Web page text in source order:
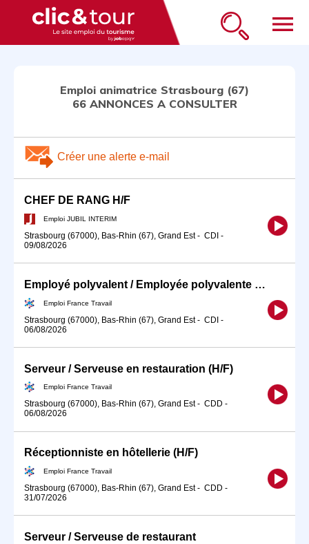
menu
Emploi animatrice Strasbourg (67)
66 ANNONCES A CONSULTER
Créer une alerte e-mail
CHEF DE RANG H/F
Emploi JUBIL INTERIM
Strasbourg (67000), Bas-Rhin (67), Grand Est- CDI -
09/08/2026
Employé polyvalent / Employée polyvalente de restauration
Emploi France Travail
Strasbourg (67000), Bas-Rhin (67), Grand Est- CDI -
06/08/2026
Serveur / Serveuse en restauration (H/F)
Emploi France Travail
Strasbourg (67000), Bas-Rhin (67), Grand Est- CDD -
06/08/2026
Réceptionniste en hôtellerie (H/F)
Emploi France Travail
Strasbourg (67000), Bas-Rhin (67), Grand Est- CDD -
31/07/2026
Serveur / Serveuse de restaurant